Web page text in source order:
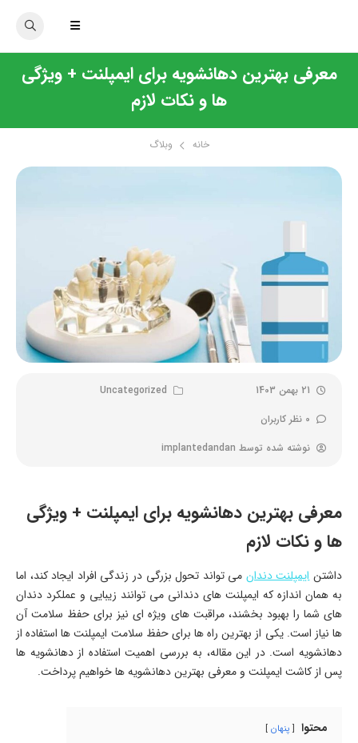
معرفی بهترین دهانشویه برای ایمپلنت + ویژگی
ها و نکات لازم
خانه وبلاگ
21 بهمن 1403
Uncategorized
0 نظر کاربران
نوشته شده توسط implantedandan
معرفی بهترین دهانشویه برای ایمپلنت + ویژگی
ها و نکات لازم
داشتنایمپلنت دندان می تواند تحول بزرگی در زندگی افراد ایجاد کند، اما
به همان اندازه که ایمپلنت های دندانی می توانند زیبایی و عملکرد دندان
های شما را بهبود بخشند، مراقبت های ویژه ای نیز برای حفظ سلامت آن
ها نیاز است. یکی از بهترین راه ها برای حفظ سلامت ایمپلنت ها استفاده از
دهانشویه است. در این مقاله، به بررسی اهمیت استفاده از دهانشویه ها
پس از کاشت ایمپلنت و معرفی بهترین دهانشویه ها خواهیم پرداخت.
محتوا پنهان